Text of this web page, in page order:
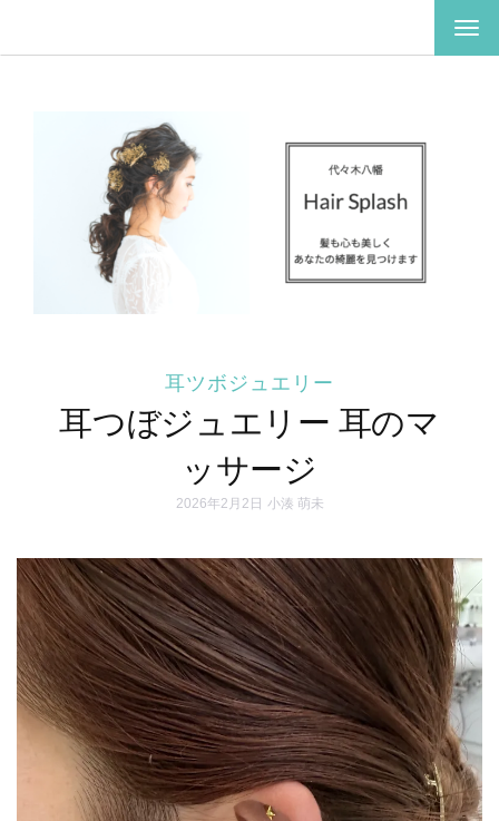
ナ
ゲ
耳ツボジュエリー
耳つぼジュエリー 耳のマ
ッサージ
2026年2月2日 小湊 萌未